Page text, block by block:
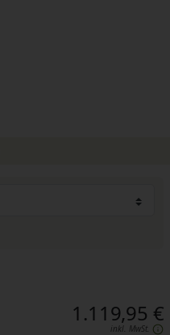
1.119,95 €
inkl. MwSt.